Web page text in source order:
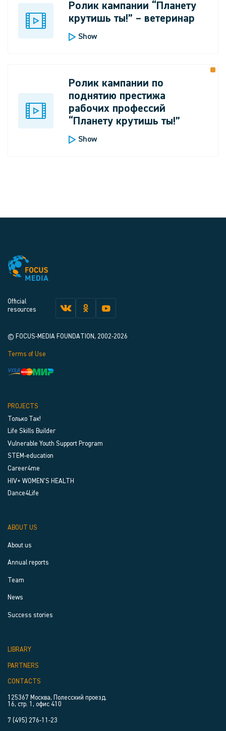
Ролик кампании “Планету
крутишь ты!” – ветеринар
Show
Ролик кампании по
поднятию престижа
рабочих профессий
“Планету крутишь ты!”
Show
Official
resources
© FOCUS-MEDIA FOUNDATION, 2002-2026
Terms of Use
PROJECTS
Только Так!
Life Skills Builder
Vulnerable Youth Support Program
STEM-education
Career4me
HIV+ WOMEN’S HEALTH
Dance4Life
ABOUT US
About us
Annual reports
Team
News
Success stories
LIBRARY
PARTNERS
CONTACTS
125367 Москва, Полесский проезд,
16, стр. 1, офис 410
7 (495) 276-11-23